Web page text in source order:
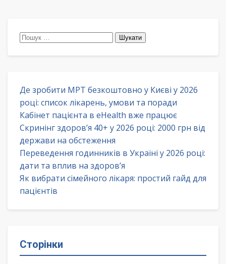
Пошук:
Де зробити МРТ безкоштовно у Києві у 2026
році: список лікарень, умови та поради
Кабінет пацієнта в eHealth вже працює
Скринінг здоров’я 40+ у 2026 році: 2000 грн від
держави на обстеження
Переведення годинників в Україні у 2026 році:
дати та вплив на здоров’я
Як вибрати сімейного лікаря: простий гайд для
пацієнтів
Сторінки